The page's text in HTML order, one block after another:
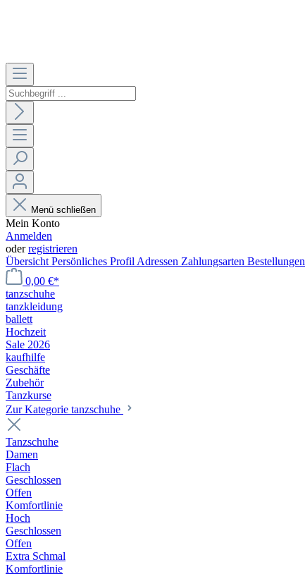
Menü schließen
Mein Konto
Anmelden
oderregistrieren
Übersicht Persönliches Profil Adressen Zahlungsarten Bestellungen
0,00 €*
tanzschuhe
tanzkleidung
ballett
Hochzeit
Sale 2026
kaufhilfe
Geschäfte
Zubehör
Tanzkurse
Zur Kategorie tanzschuhe
Tanzschuhe
Damen
Flach
Geschlossen
Offen
Komfortlinie
Hoch
Geschlossen
Offen
Extra Schmal
Komfortlinie